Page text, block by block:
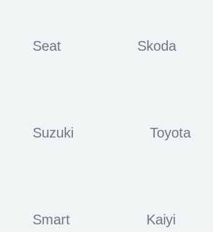
Seat Skoda
Suzuki Toyota
Smart Kaiyi